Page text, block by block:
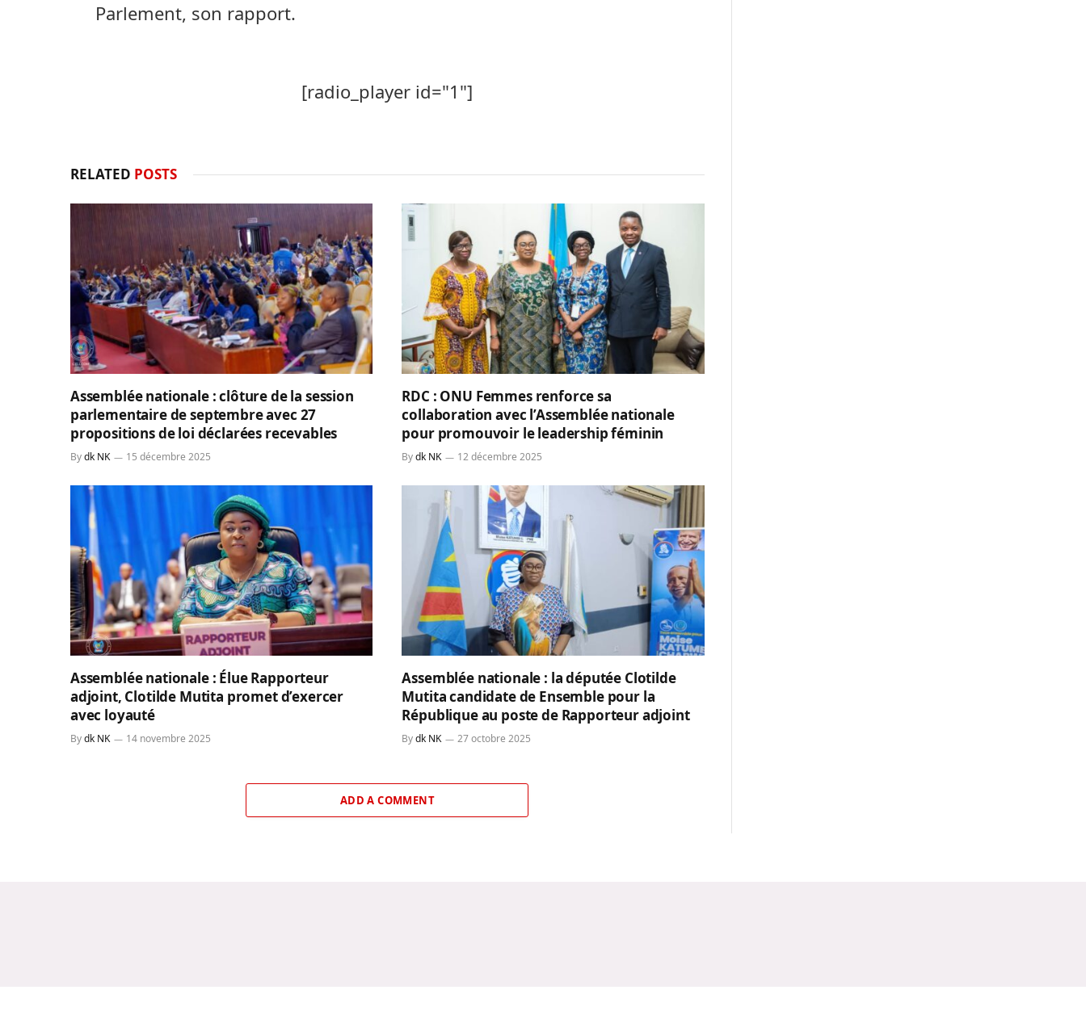
Parlement, son rapport.
[radio_player id="1"]
RELATED POSTS
Assemblée nationale : clôture de la session
parlementaire de septembre avec 27
propositions de loi déclarées recevables
Bydk NK 15 décembre 2025
RDC : ONU Femmes renforce sa
collaboration avec l’Assemblée nationale
pour promouvoir le leadership féminin
By dk NK 12 décembre 2025
Assemblée nationale : Élue Rapporteur
adjoint, Clotilde Mutita promet d’exercer
avec loyauté
Bydk NK 14 novembre 2025
Assemblée nationale : la députée Clotilde
Mutita candidate de Ensemble pour la
République au poste de Rapporteur adjoint
By dk NK 27 octobre 2025
ADD A COMMENT